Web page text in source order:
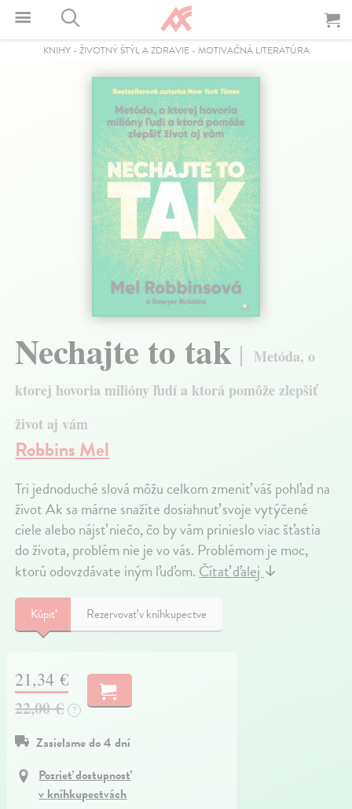
KNIHY- ŽIVOTNÝ ŠTÝL A ZDRAVIE- MOTIVAČNÁ LITERATÚRA
Nechajte to tak
Metóda, o
ktorej hovoria milióny ľudí a ktorá pomôže zlepšiť
život aj vám
Robbins Mel
Tri jednoduché slová môžu celkom zmeniť váš pohľad na
život Ak sa márne snažíte dosiahnuť svoje vytýčené
ciele alebo nájsť niečo, čo by vám prinieslo viac šťastia
do života, problém nie je vo vás. Problémom je moc,
ktorú odovzdávate iným ľuďom.Čítať ďalej↓
Kúpiť Rezervovať v kníhkupectve
21,34 €
22,00 € ?
Zasielame do 4 dní
Pozrieť dostupnosť
v kníhkupectvách